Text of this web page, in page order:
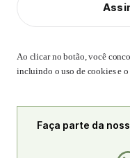
Ao clicar no botão, você
incluindo o uso de cookies e
Faça parte da